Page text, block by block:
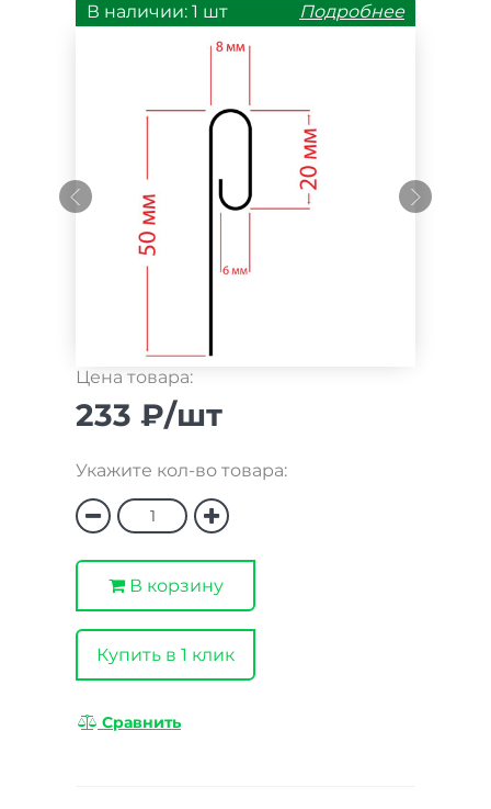
В наличии: 1 шт Подробнее
Цена товара:
233 ₽/шт
Укажите кол-во товара:
В корзину
Купить в 1 клик
Сравнить